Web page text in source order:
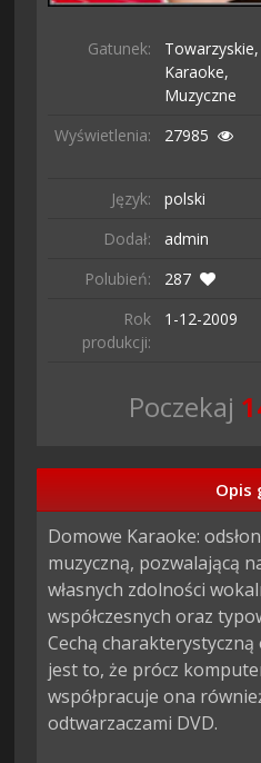
Gatunek:
Towarzyskie,
Karaoke,
Muzyczne
Wyświetlenia: 27985
Język:
polski
Dodał:
admin
Polubień:
287
Rok
produkcji:
1-12-2009
Poczekaj
Opis
Domowe Karaoke:
muzyczną, pozwalającą
własnych zdolności
współczesnych oraz
Cechą
jest to, że prócz
współpracuje ona
odtwarzaczami DVD.